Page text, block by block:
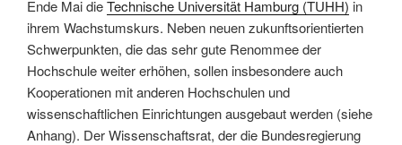
Ende Mai dieTechnische Universität Hamburg (TUHH) in
ihrem Wachstumskurs. Neben neuen zukunftsorientierten
Schwerpunkten, die das sehr gute Renommee der
Hochschule weiter erhöhen, sollen insbesondere auch
Kooperationen mit anderen Hochschulen und
wissenschaftlichen Einrichtungen ausgebaut werden (siehe
Anhang). Der Wissenschaftsrat, der die Bundesregierung